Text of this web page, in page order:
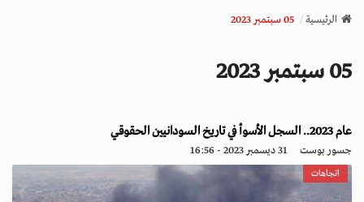
v
a
o
n
الرئيسية 05 سبتمبر 2023
05 سبتمبر 2023
عام 2023.. السجل الأسوأ في تاريخ السودانيين الحقوقي
جسور بوست 31 ديسمبر 2023 - 16:56
اتجاهات